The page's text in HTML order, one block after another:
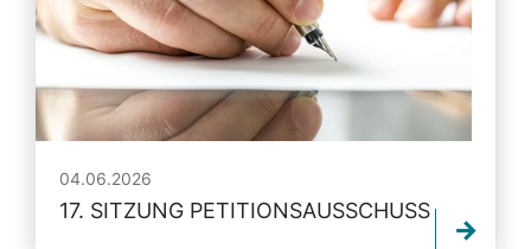
04.06.2026
17. SITZUNG PETITIONSAUSSCHUSS